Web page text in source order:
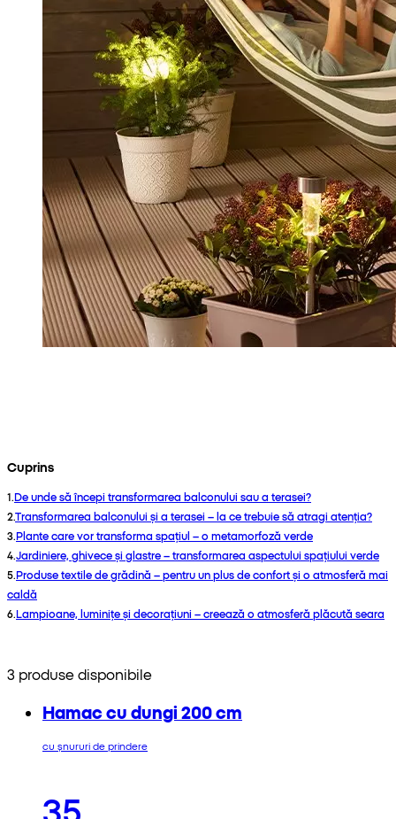
Cuprins
1.De unde să începi transformarea balconului sau a terasei?
2.Transformarea balconului și a terasei – la ce trebuie să atragi atenția?
3.Plante care vor transforma spațiul – o metamorfoză verde
4.Jardiniere, ghivece și glastre – transformarea aspectului spațiului verde
5.Produse textile de grădină – pentru un plus de confort și o atmosferă mai
caldă
6.Lampioane, luminițe și decorațiuni – creează o atmosferă plăcută seara
3 produse disponibile
Hamac cu dungi 200 cm
cu șnururi de prindere
35